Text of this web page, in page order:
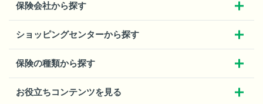
保険会社から探す
ショッピングセンターから探す
保険の種類から探す
お役立ちコンテンツを見る